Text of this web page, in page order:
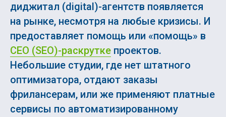
диджитал (digital)-агентств появляется
на рынке, несмотря на любые кризисы. И
предоставляет помощь или «помощь» в
СЕО (SEO)-раскрутке проектов.
Небольшие студии, где нет штатного
оптимизатора, отдают заказы
фрилансерам, или же применяют платные
сервисы по автоматизированному